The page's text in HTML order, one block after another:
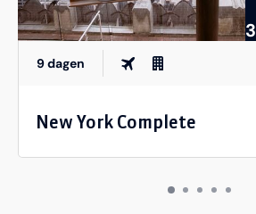
9 dagen
New York Complete